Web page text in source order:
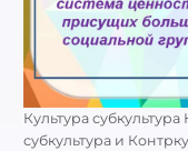
Культура
субкультура и